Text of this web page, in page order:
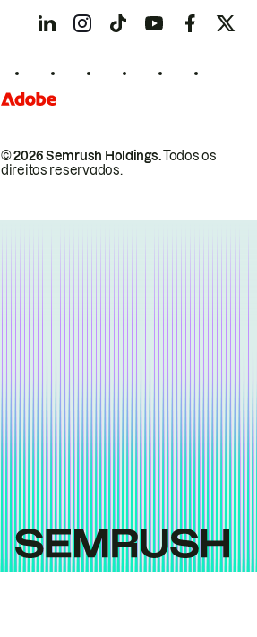
© 2026 Semrush Holdings.Todos os
direitos reservados.